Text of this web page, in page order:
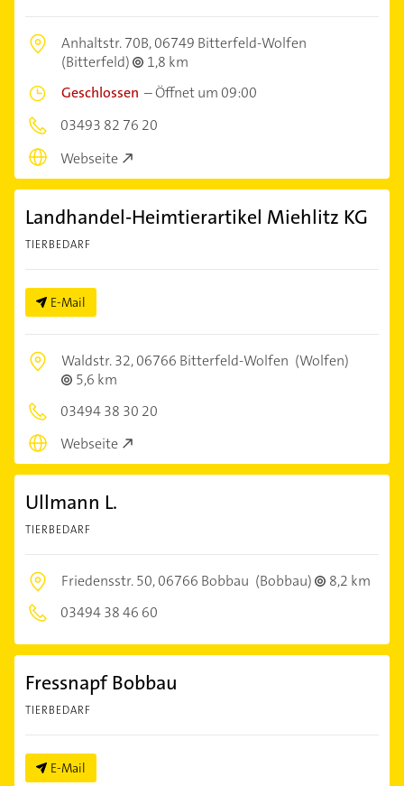
Anhaltstr. 70B,06749 Bitterfeld-Wolfen
(Bitterfeld)
1,8 km
Geschlossen –Öffnet um 09:00
03493 82 76 20
Webseite
Landhandel-Heimtierartikel Miehlitz KG
TIERBEDARF
E-Mail
Waldstr. 32,06766 Bitterfeld-Wolfen (Wolfen)
5,6 km
03494 38 30 20
Webseite
Ullmann L.
TIERBEDARF
Friedensstr. 50,06766 Bobbau (Bobbau)
8,2 km
03494 38 46 60
Fressnapf Bobbau
TIERBEDARF
E-Mail